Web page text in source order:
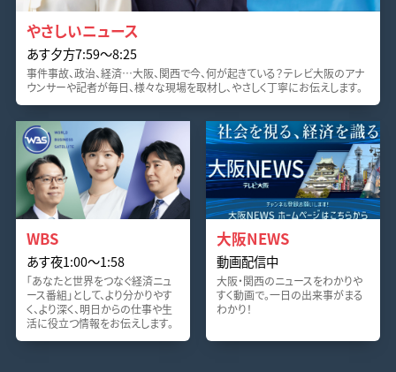
やさしいニュース
あす夕方7:59〜8:25
事件事故、政治、経済…大阪、関西で今、何が起きている？テレビ大阪のアナ
ウンサーや記者が毎日、様々な現場を取材し、やさしく丁寧にお伝えします。
WBS
あす夜1:00〜1:58
「あなたと世界をつなぐ経済ニュ
ース番組」として、より分かりやす
く、より深く、明日からの仕事や生
活に役立つ情報をお伝えします。
大阪NEWS
動画配信中
大阪・関西のニュースをわかりや
すく動画で。一日の出来事がまる
わかり！